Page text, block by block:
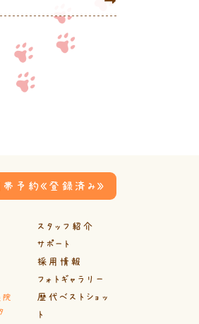
予約《登録済み》
スタッフ紹介
サポート
採用情報
フォトギャラリー
歴代ベストショッ
ト